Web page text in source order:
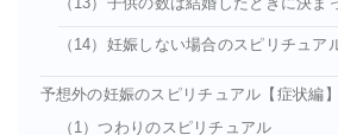
（13）子供の数は結婚したときに決ま
（14）妊娠しない場合のスピリチュア
予想外の妊娠のスピリチュアル【症状編】
（1）つわりのスピリチュアル